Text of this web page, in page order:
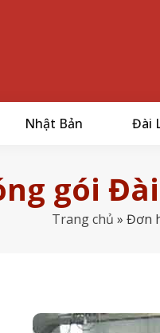
Nhật Bản Đài
gói
Trang chủ » Đơn